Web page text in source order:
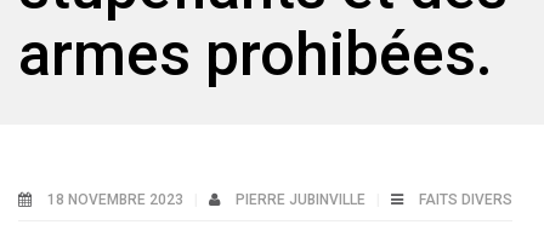
armes prohibées.
18 NOVEMBRE 2023 PIERRE JUBINVILLE FAITS DIVERS